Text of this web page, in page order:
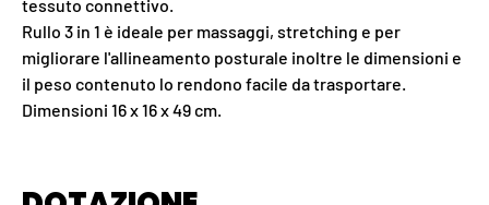
tessuto connettivo.
Rullo 3 in 1 è ideale per massaggi, stretching e per
migliorare l'allineamento posturale inoltre le dimensioni e
il peso contenuto lo rendono facile da trasportare.
Dimensioni 16 x 16 x 49 cm.